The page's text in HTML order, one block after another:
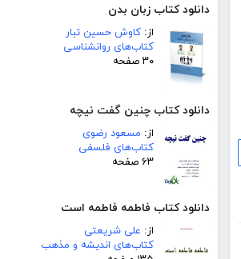
دانلود کتاب زبان بدن
از: کاوش حسین تبار
کتاب‌های روانشناسی
۳۰ صفحه
دانلود کتاب چنین گفت نیچه
از: مسعود رضوی
کتاب‌های فلسفی
۶۳ صفحه
دانلود کتاب فاطمه فاطمه است
از: علی شریعتی
کتاب‌های اندیشه و مذهب